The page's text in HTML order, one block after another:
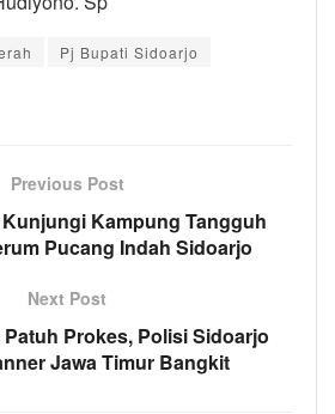
Pj Bupati Sidoarjo
Previous Post
Kampung Tangguh
Pucang Indah Sidoarjo
Next Post
Prokes, Polisi Sidoarjo
Jawa Timur Bangkit